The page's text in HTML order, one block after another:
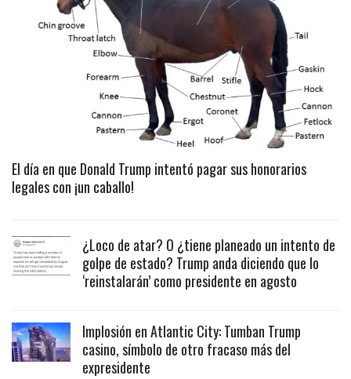
El día en que Donald Trump intentó pagar sus honorarios
legales con ¡un caballo!
¿Loco de atar? O ¿tiene planeado un intento de
golpe de estado? Trump anda diciendo que lo
‘reinstalarán’ como presidente en agosto
Implosión en Atlantic City: Tumban Trump
casino, símbolo de otro fracaso más del
expresidente